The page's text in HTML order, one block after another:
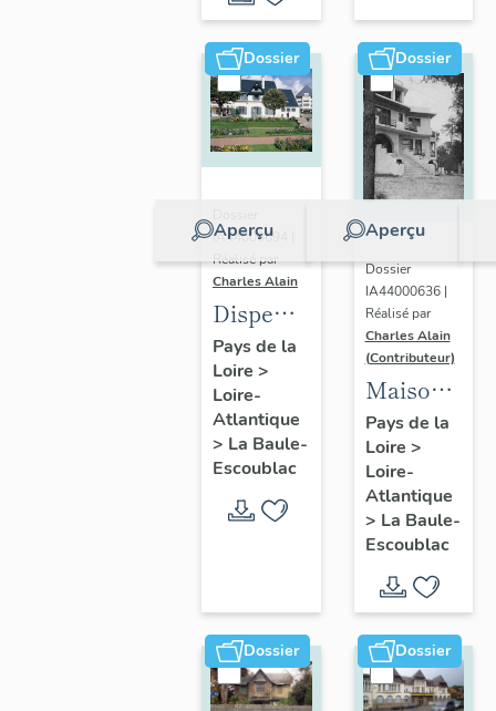
Dossier
Aperçu
IA44000694 |
Réalisé par
Charles Alain
Dispensaire
dit
Fondation
la
Pérousse
puis
Dispensaire
d'hygiène
du
Maréchal-
Joffre
Pays de la
Loire >
Loire-
Atlantique
> La Baule-
Escoublac
Dossier
Aperçu
Dossier
IA44000636 |
Réalisé par
Charles Alain
(Contributeur)
Maison
dite villa
balnéaire
Cybèle, 1
avenue
Hoëdic
Pays de la
Loire >
Loire-
Atlantique
> La Baule-
Escoublac
Dossier Dossier